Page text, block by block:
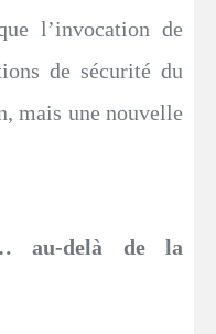
l’invocation de
de sécurité du
mais une nouvelle
au-delà de la